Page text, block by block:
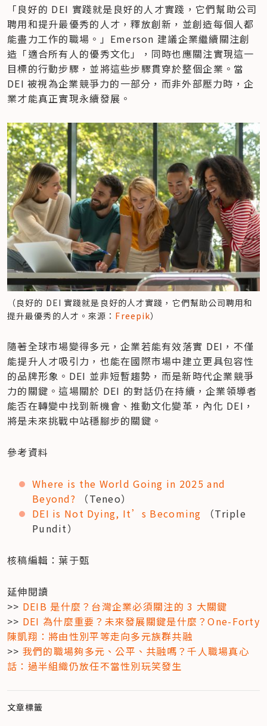
「良好的 DEI 實踐就是良好的人才實踐，它們幫助公司
聘用和提升最優秀的人才，釋放創新，並創造每個人都
能盡力工作的職場。」Emerson 建議企業繼續關注創
造「適合所有人的優秀文化」，同時也應關注實現這一
目標的行動步驟，並將這些步驟貫穿於整個企業。當
DEI 被視為企業競爭力的一部分，而非外部壓力時，企
業才能真正實現永續發展。
（良好的 DEI 實踐就是良好的人才實踐，它們幫助公司聘用和
提升最優秀的人才。來源： Freepik）
隨著全球市場變得多元，企業若能有效落實 DEI，不僅
能提升人才吸引力，也能在國際市場中建立更具包容性
的品牌形象。DEI 並非短暫趨勢，而是新時代企業競爭
力的關鍵。這場關於 DEI 的對話仍在持續，企業領導者
能否在轉變中找到新機會、推動文化變革，內化 DEI，
將是未來挑戰中站穩腳步的關鍵。
參考資料
Where is the World Going in 2025 and
Beyond? （Teneo）
DEI is Not Dying, It’s Becoming （Triple
Pundit）
核稿編輯：葉于甄
延伸閱讀
>> DEIB 是什麼？台灣企業必須關注的 3 大關鍵
>> DEI 為什麼重要？未來發展關鍵是什麼？One-Forty
陳凱翔：將由性別平等走向多元族群共融
>> 我們的職場夠多元、公平、共融嗎？千人職場真心
話：過半組織仍放任不當性別玩笑發生
文章標籤